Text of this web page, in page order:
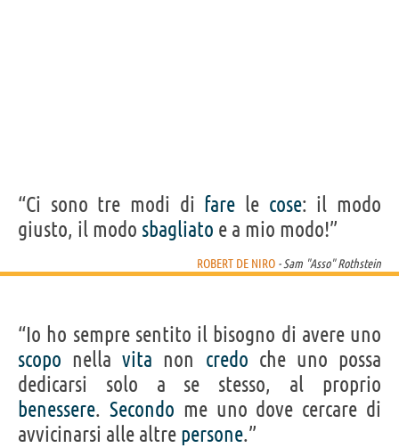
Personaggi affini perCAST GENERI
“Ci sono tre modi di fare le cose: il modo
giusto, il modo sbagliato e a mio modo!”
ROBERT DE NIRO - Sam "Asso" Rothstein
“Io ho sempre sentito il bisogno di avere uno
scopo nellavita non credo che uno possa
dedicarsi solo a se stesso, al proprio
benessere. Secondo me uno dove cercare di
avvicinarsi alle altre persone.”